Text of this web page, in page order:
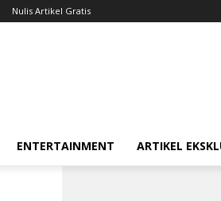
Nulis Artikel Gratis
ENTERTAINMENT ARTIKEL